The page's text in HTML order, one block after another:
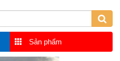
Sản phẩm